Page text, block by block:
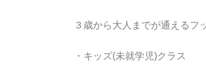
３歳から大人までが通えるフ
・キッズ(未就学児)クラス